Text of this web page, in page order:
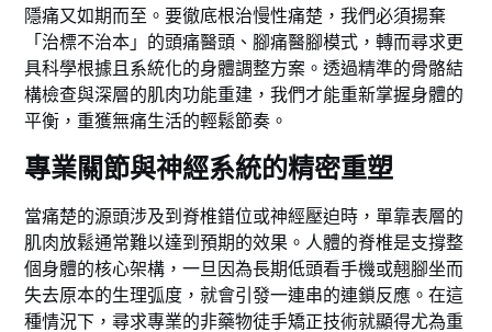
隱痛又如期而至。要徹底根治慢性痛楚，我們必須揚棄
「治標不治本」的頭痛醫頭、腳痛醫腳模式，轉而尋求更
具科學根據且系統化的身體調整方案。透過精準的骨骼結
構檢查與深層的肌肉功能重建，我們才能重新掌握身體的
平衡，重獲無痛生活的輕鬆節奏。
專業關節與神經系統的精密重塑
當痛楚的源頭涉及到脊椎錯位或神經壓迫時，單靠表層的
肌肉放鬆通常難以達到預期的效果。人體的脊椎是支撐整
個身體的核心架構，一旦因為長期低頭看手機或翹腳坐而
失去原本的生理弧度，就會引發一連串的連鎖反應。在這
種情況下，尋求專業的非藥物徒手矯正技術就顯得尤為重